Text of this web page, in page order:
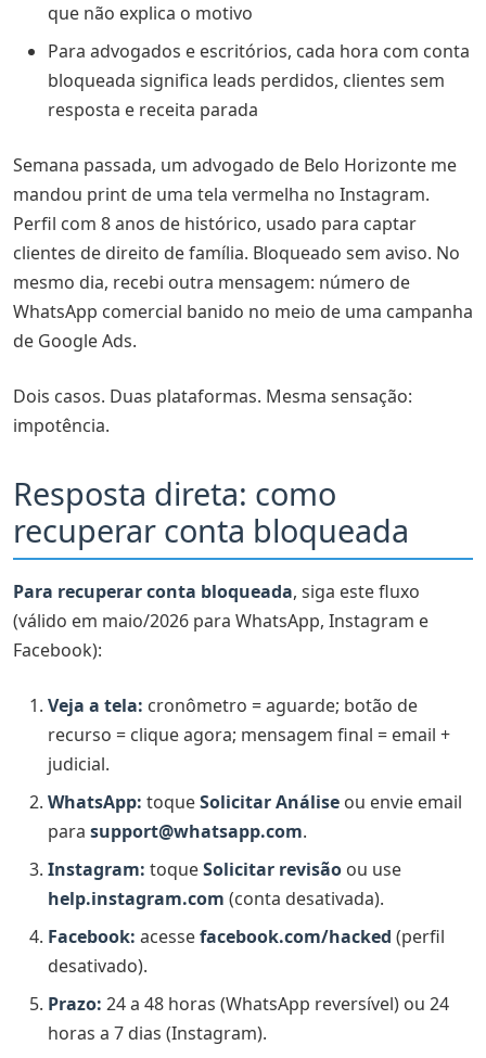
Esta conta não pode maisusar o WhatsApp
Comercial Chat Jurídico
Dados verificados da empresa
Conectar-se à Plataforma do WhatsApp Business
Deseja compartilhar o histórico de conversas?
Sua conta está restringida no momento
O que você pode fazer
Esta conta não pode mais usar o WhatsApp
Esta conta não pode maisusar o WhatsApp
Comercial Chat Jurídico
Conectar-se à Plataforma do WhatsApp Business
Conectar-se à Plataforma do WhatsApp Business
Deseja compartilhar o histórico de conversas?
Sua conta está restringida no momento
Esta conta não pode maisusar o WhatsApp
Esta conta não pode mais usar o WhatsApp
Fluxograma: o caminho completo até a reativação
Qual plataforma está bloqueada?
Tabela: prazos e taxas para recuperar conta
bloqueada
Quanto custa ficar com conta bloqueada (advogados e
negócios)
Como desbanir WhatsApp e recuperar conta
bloqueada
que não explica o motivo
Para advogados e escritórios, cada hora com conta
bloqueada significa leads perdidos, clientes sem
resposta e receita parada
Semana passada, um advogado de Belo Horizonte me
mandou print de uma tela vermelha no Instagram.
Perfil com 8 anos de histórico, usado para captar
clientes de direito de família. Bloqueado sem aviso. No
mesmo dia, recebi outra mensagem: número de
WhatsApp comercial banido no meio de uma campanha
de Google Ads.
Dois casos. Duas plataformas. Mesma sensação:
impotência.
Resposta direta: como
recuperar conta bloqueada
Para recuperar conta bloqueada, siga este fluxo
(válido em maio/2026 para WhatsApp, Instagram e
Facebook):
Veja a tela: cronômetro = aguarde; botão de
recurso = clique agora; mensagem final = email +
judicial.
WhatsApp: toqueSolicitar Análise ou envie email
para support@whatsapp.com.
Instagram: toqueSolicitar revisão ou use
help.instagram.com (conta desativada).
Facebook: acessefacebook.com/hacked (perfil
desativado).
Prazo: 24 a 48 horas (WhatsApp reversível) ou 24
horas a 7 dias (Instagram).